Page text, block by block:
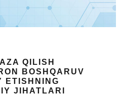
QILISH
BOSHQARUV
ETISHNING
JIHATLARI